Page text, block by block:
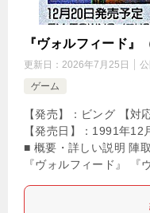
『ヴォルフィード』
更新日： 2026年7月25日 公
ゲーム
【発売】：ビング 【
【発売日】：1991年
■ 概要・詳しい説明 陣
『ヴォルフィード』